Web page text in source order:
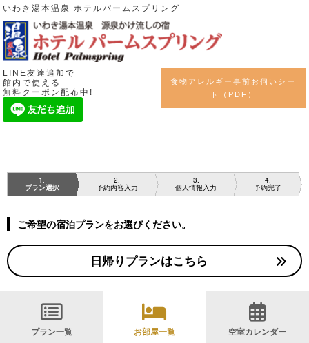
いわき湯本温泉 ホテルパームスプリング
LINE友達追加で
館内で使える
無料クーポン配布中!
食物アレルギー事前お伺いシー
ト（PDF）
1
プラン選択
2
予約内容入力
3
個人情報入力
4
予約完了
ご希望の宿泊プランをお選びください。
日帰りプランはこちら
プラン一覧 お部屋一覧 空室カレンダー